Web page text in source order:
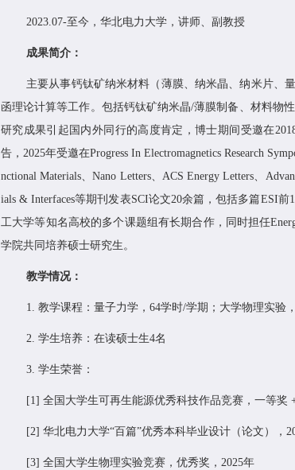
2023.07-至今 ， 华北电力大学，讲师、副教授
成果简介：
主要从事钙钛矿纳米材料（薄膜、纳米晶、纳米片、
函理论计算等工作。包括钙钛矿纳米晶/薄膜制备、材料物性
研究成果引起国内外同行的高度肯定，博士期间受邀在
告， 2025年受邀在Progress In Electromagnetics Research
nctional Materials、Nano Letters、 ACS Energy Letters、
ials & Interfaces等期刊发表SCI论文20余篇，包括多篇ESI前
工大学等知名高校的多个课题组有长期合作， 同时担任
学院共同培养硕士研究生。
教学情况：
1. 教学课程：量子力学， 64学时/学期 ； 大学物理实验，
2. 学生培养：在读硕士生4名
3. 学生荣誉：
[1] 全国大学生可再生能源优秀科技作品竞赛， 一等奖
[2] 华北电力大学“百篇”优秀本科毕业设计（论文），
[3] 全国大学生物理实验竞赛，优秀奖， 2025年